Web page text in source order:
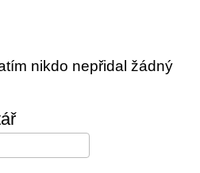
nikdo nepřidal žádný